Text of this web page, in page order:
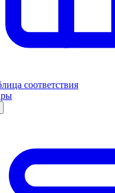
соответствия